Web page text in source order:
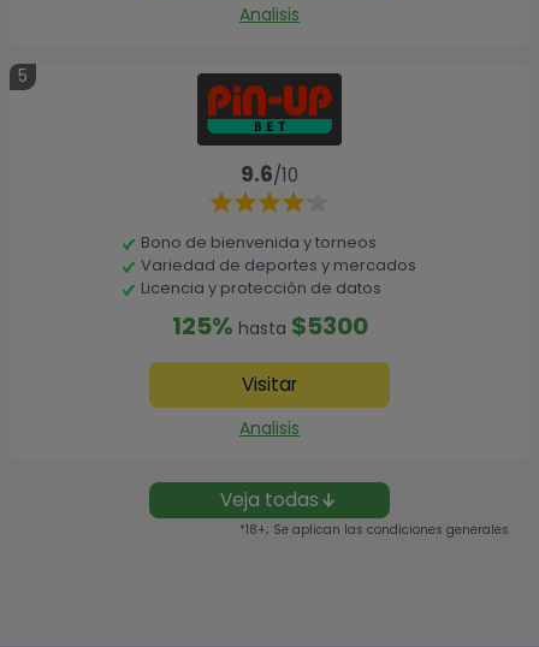
Analisis
5
9.6/10
Bono de bienvenida y torneos
Variedad de deportes y mercados
Licencia y protección de datos
125% hasta $5300
Visitar
Analisis
Veja todas
*18+; Se aplican las condiciones generales.